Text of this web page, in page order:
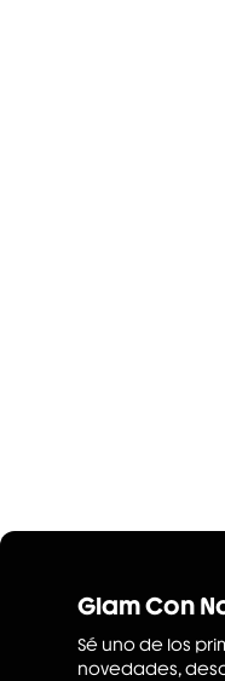
Glam Con
Sé uno de los
novedades,